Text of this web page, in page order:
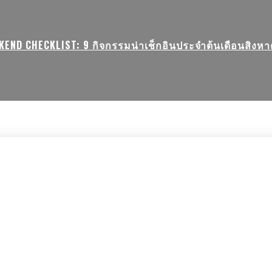
CHECKLIST: 9 กิจกรรมน่าเช็กอินประจำต้นเดือนสิงห